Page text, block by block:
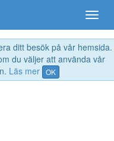
ditt besök på vår hemsida.
du väljer att använda vår
Läs mer OK